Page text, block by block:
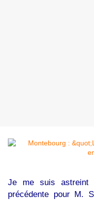
Je me suis astreint
précédente pour M.